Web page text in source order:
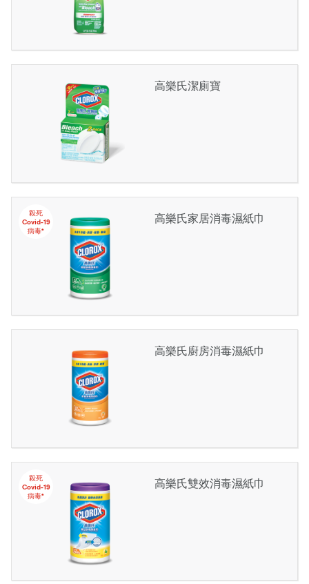
高樂氏潔廁寶
殺死
Covid-19
病毒*
高樂氏家居消毒濕紙巾
高樂氏廚房消毒濕紙巾
殺死
Covid-19
病毒*
高樂氏雙效消毒濕紙巾